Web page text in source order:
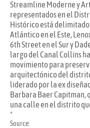
Streamline Moderne y
representados en el
Histórico está
Atlántico en el Este,
6th Street en el Sur y
largo del Canal Collins
movimiento para
arquitectónico del
liderado por la ex
Barbara Baer Capitman,
una calle en el distrito
*
Source: